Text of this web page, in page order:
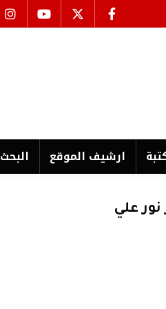
ارشیف الموقع البحث
علي